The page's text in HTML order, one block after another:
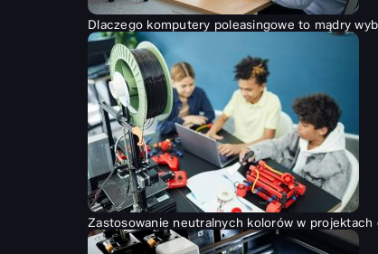
Dlaczego komputery poleasingowe to mądry
Zastosowanie neutralnych kolorów w